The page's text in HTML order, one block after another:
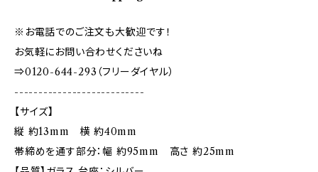
※お電話でのご注文も大歓迎です！
お気軽にお問い合わせくださいね
⇒0120-644-293（フリーダイヤル）
---------------------------
【サイズ】
縦 約13mm 横 約40mm
帯締めを通す部分：幅 約95mm 高さ 約25mm